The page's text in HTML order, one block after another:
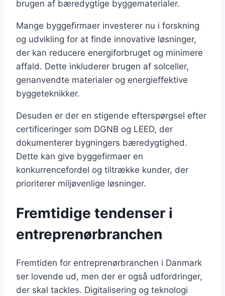
brugen af bæredygtige byggematerialer.
Mange byggefirmaer investerer nu i forskning
og udvikling for at finde innovative løsninger,
der kan reducere energiforbruget og minimere
affald. Dette inkluderer brugen af solceller,
genanvendte materialer og energieffektive
byggeteknikker.
Desuden er der en stigende efterspørgsel efter
certificeringer som DGNB og LEED, der
dokumenterer bygningers bæredygtighed.
Dette kan give byggefirmaer en
konkurrencefordel og tiltrække kunder, der
prioriterer miljøvenlige løsninger.
Fremtidige tendenser i
entreprenørbranchen
Fremtiden for entreprenørbranchen i Danmark
ser lovende ud, men der er også udfordringer,
der skal tackles. Digitalisering og teknologi